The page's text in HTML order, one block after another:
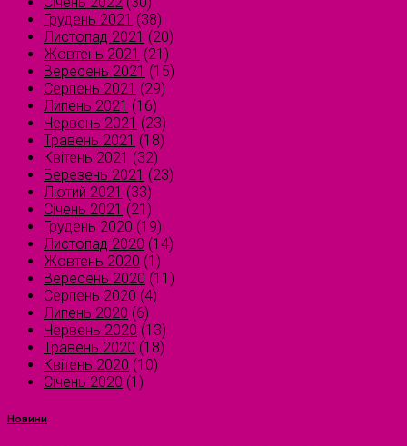
Грудень 2021 (38)
Листопад 2021 (20)
Жовтень 2021 (21)
Вересень 2021 (15)
Серпень 2021 (29)
Липень 2021 (16)
Червень 2021 (23)
Травень 2021 (18)
Квітень 2021 (32)
Березень 2021 (23)
Лютий 2021 (33)
Січень 2021 (21)
Грудень 2020 (19)
Листопад 2020 (14)
Жовтень 2020 (1)
Вересень 2020 (11)
Серпень 2020 (4)
Липень 2020 (6)
Червень 2020 (13)
Травень 2020 (18)
Квітень 2020 (10)
Січень 2020 (1)
Новини